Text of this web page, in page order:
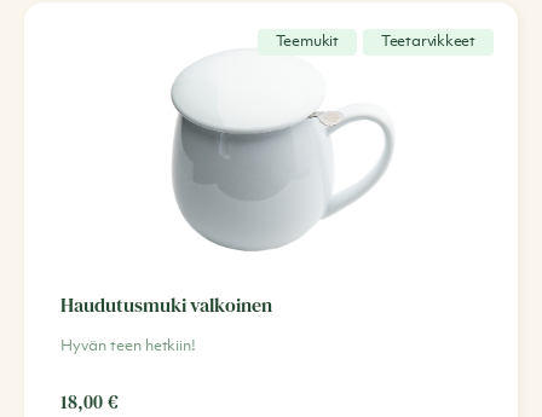
Teemukit Teetarvikkeet
Haudutusmuki valkoinen
Hyvän teen hetkiin!
18,00€